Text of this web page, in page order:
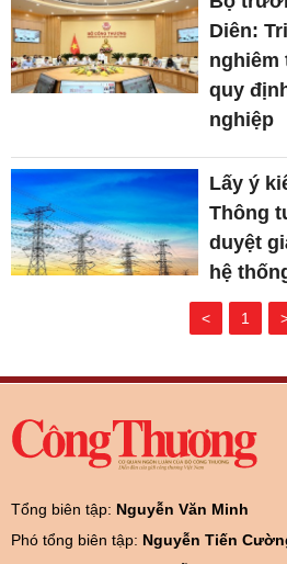
Diên:
nghiêm
quy
nghiệp
Lấy ý
Thông
duyệt
hệ
< 1
Tổng biên tập: Nguyễn Văn Minh
Phó tổng biên tập: Nguyễn Tiến